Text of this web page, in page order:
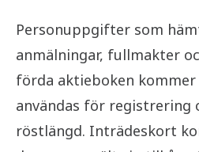
Personuppgifter som
anmälningar, fullmakter
förda aktieboken
användas för registrering
röstlängd. Inträdeskort